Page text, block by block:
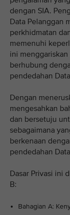
dengan SIA.
Data Pelanggan
perkhidmatan
memenuhi
ini
berhubung
pendedahan
Dengan
mengesahkan
dan bersetuju
sebagaimana
berkenaan
pendedahan
Dasar Privasi ini
B:
Bahagian A: